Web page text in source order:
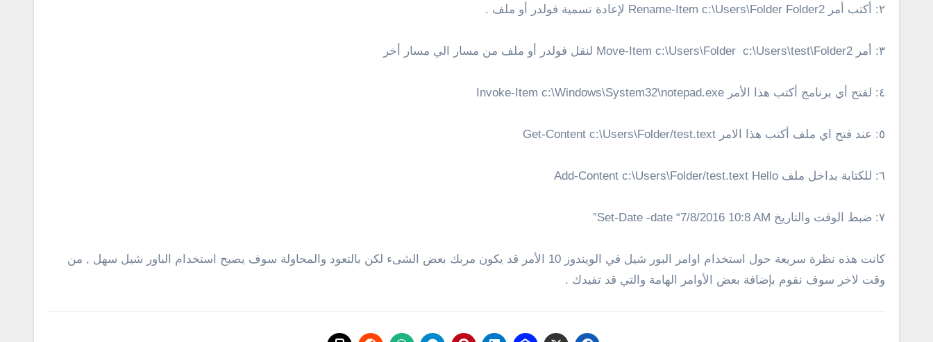
٢: أكتب أمر Rename-Item c:\Users\Folder Folder2 لإعادة تسمية فولدر أو ملف .
٣: أمر Move-Item c:\Users\Folder c:\Users\test\Folder2 لنقل فولدر أو ملف من مسار الي مسار أخر
٤: لفتح أي برنامج أكتب هذا الأمر Invoke-Item c:\Windows\System32\notepad.exe
٥: عند فتح اي ملف أكتب هذا الامر Get-Content c:\Users\Folder/test.text
٦: للكتابة بداخل ملف Add-Content c:\Users\Folder/test.text Hello
٧: ضبط الوقت والتاريخ Set-Date -date “7/8/2016 10:8 AM”
كانت هذه نظرة سريعة حول استخدام اوامر البور شيل في الويندوز 10 الأمر قد يكون مربك بعض الشىء لكن بالتعود والمحاولة سوف يصبح استخدام الباور شيل سهل , من
وقت لاخر سوف نقوم بإضافة بعض الأوامر الهامة والتي قد تفيدك .